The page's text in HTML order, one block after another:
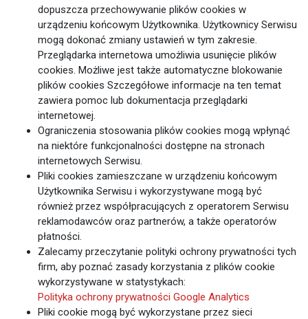
dopuszcza przechowywanie plików cookies w
urządzeniu końcowym Użytkownika. Użytkownicy Serwisu
mogą dokonać zmiany ustawień w tym zakresie.
Przeglądarka internetowa umożliwia usunięcie plików
cookies. Możliwe jest także automatyczne blokowanie
plików cookies Szczegółowe informacje na ten temat
zawiera pomoc lub dokumentacja przeglądarki
internetowej.
Ograniczenia stosowania plików cookies mogą wpłynąć
na niektóre funkcjonalności dostępne na stronach
internetowych Serwisu.
Pliki cookies zamieszczane w urządzeniu końcowym
Użytkownika Serwisu i wykorzystywane mogą być
również przez współpracujących z operatorem Serwisu
reklamodawców oraz partnerów, a także operatorów
płatności.
Zalecamy przeczytanie polityki ochrony prywatności tych
firm, aby poznać zasady korzystania z plików cookie
wykorzystywane w statystykach:
Polityka ochrony prywatności Google Analytics
Pliki cookie mogą być wykorzystane przez sieci